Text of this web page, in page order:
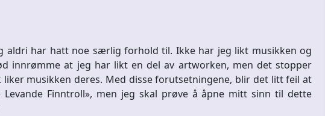
aldri har hatt noe særlig forhold til. Ikke har jeg likt musikken og
innrømme at jeg har likt en del av artworken, men det stopper
musikken deres. Med disse forutsetningene, blir det litt feil at
Levande Finntroll», men jeg skal prøve å åpne mitt sinn til dette